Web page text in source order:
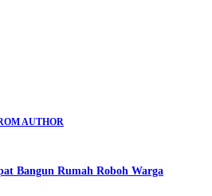
AUTHOR
Bangun Rumah Roboh Warga